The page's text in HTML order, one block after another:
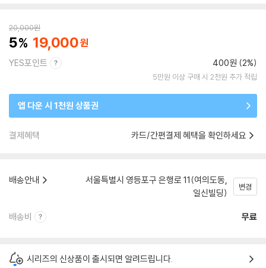
20,000원
5 19,000
YES포인트 400원 (2%)
5만원 이상 구매 시 2천원 추가 적립
앱 다운 시 1천원 상품권
결제혜택 카드/간편결제 혜택을 확인하세요
배송안내
서울특별시 영등포구 은행로 11(여의도동,
일신빌딩)
변경
배송비 무료
시리즈의 신상품이 출시되면 알려드립니다.